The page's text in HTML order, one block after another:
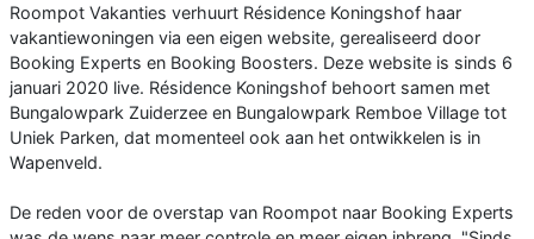
Roompot Vakanties verhuurt Résidence Koningshof haar
vakantiewoningen via een eigen website, gerealiseerd door
Booking Experts en Booking Boosters. Deze website is sinds 6
januari 2020 live. Résidence Koningshof behoort samen met
Bungalowpark Zuiderzee en Bungalowpark Remboe Village tot
Uniek Parken, dat momenteel ook aan het ontwikkelen is in
Wapenveld.
De reden voor de overstap van Roompot naar Booking Experts